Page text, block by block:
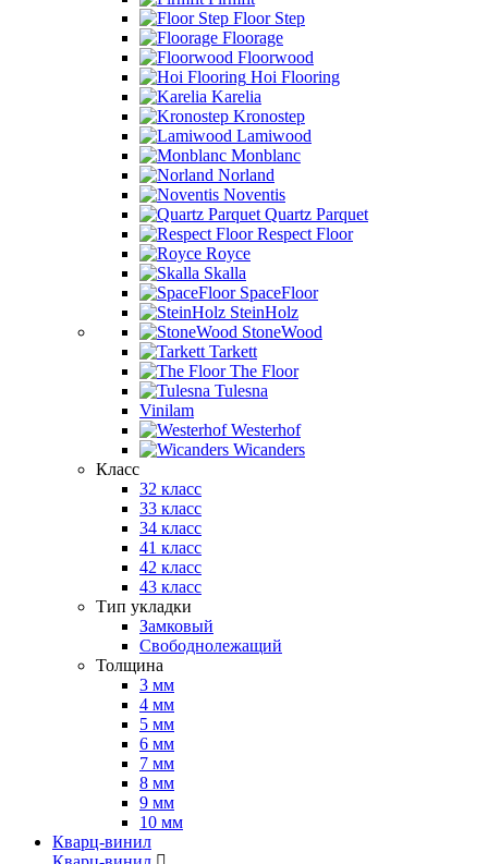
Floor Step
Floorage
Floorwood
Hoi Flooring
Karelia
Kronostep
Lamiwood
Monblanc
Norland
Noventis
Quartz Parquet
Respect Floor
Royce
Skalla
SpaceFloor
SteinHolz
StoneWood
Tarkett
The Floor
Tulesna
Vinilam
Westerhof
Wicanders
Класс
32 класс
33 класс
34 класс
41 класс
42 класс
43 класс
Тип укладки
Замковый
Свободнолежащий
Толщина
3 мм
4 мм
5 мм
6 мм
7 мм
8 мм
9 мм
10 мм
Кварц-винил